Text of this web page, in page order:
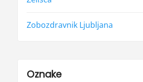
Zobozdravnik Ljubljana
Oznake